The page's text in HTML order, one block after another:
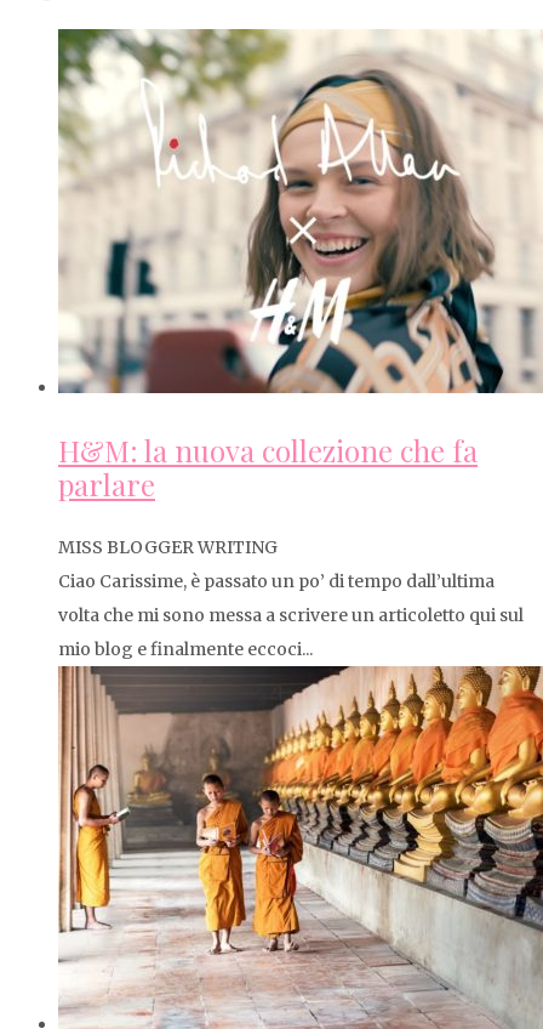
H&M: la nuova collezione che fa
parlare
MISS BLOGGER WRITING
Ciao Carissime, è passato un po’ di tempo dall’ultima
volta che mi sono messa a scrivere un articoletto qui sul
mio blog e finalmente eccoci...